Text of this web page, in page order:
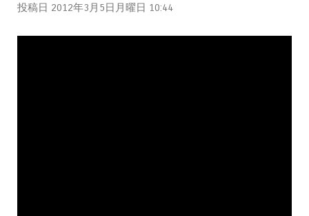
投稿日 2012年3月5日月曜日 10:44